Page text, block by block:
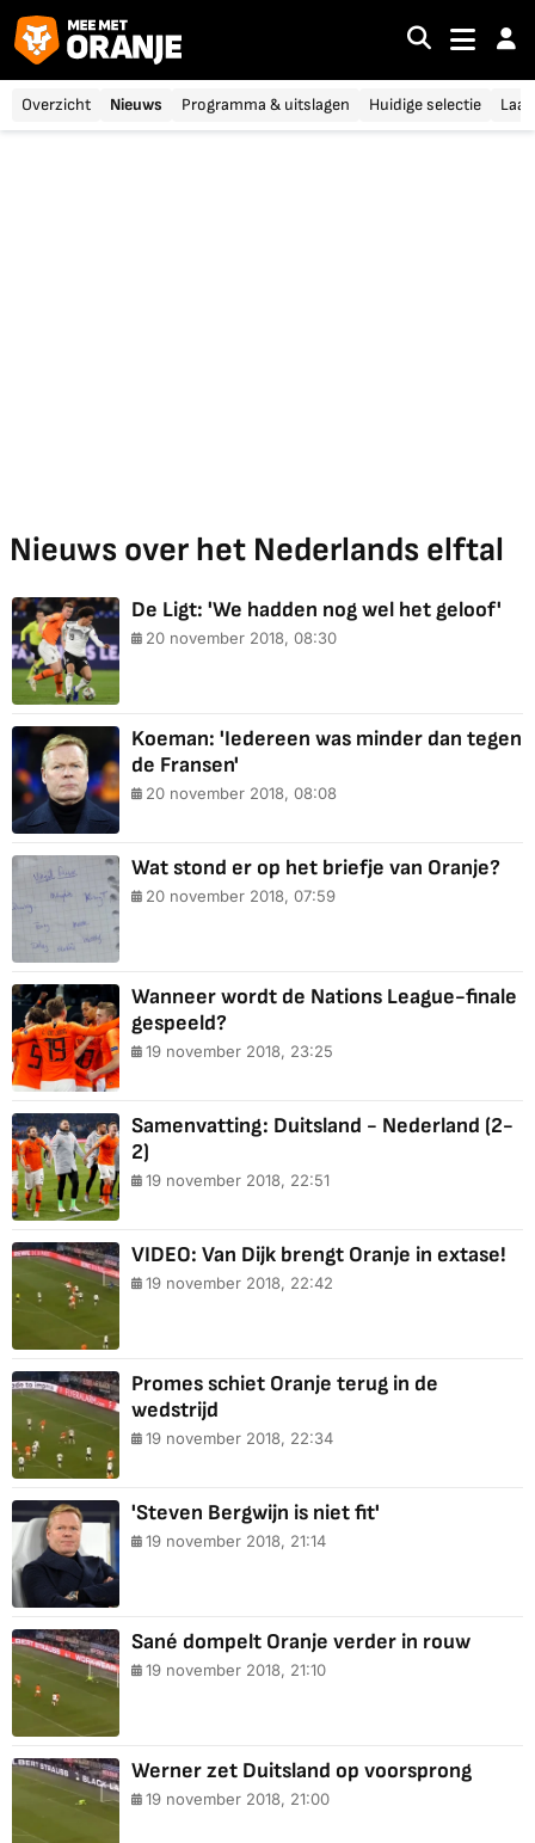
Overzicht Nieuws Programma & uitslagen Huidige selectie
Nieuws over het Nederlands elftal
De Ligt: 'We hadden nog wel het geloof'
20 november 2018, 08:30
Koeman: 'Iedereen was minder dan tegen
de Fransen'
20 november 2018, 08:08
Wat stond er op het briefje van Oranje?
20 november 2018, 07:59
Wanneer wordt de Nations League-finale
gespeeld?
19 november 2018, 23:25
Samenvatting: Duitsland - Nederland (2-
2)
19 november 2018, 22:51
VIDEO: Van Dijk brengt Oranje in extase!
19 november 2018, 22:42
Promes schiet Oranje terug in de
wedstrijd
19 november 2018, 22:34
'Steven Bergwijn is niet fit'
19 november 2018, 21:14
Sané dompelt Oranje verder in rouw
19 november 2018, 21:10
Werner zet Duitsland op voorsprong
19 november 2018, 21:00